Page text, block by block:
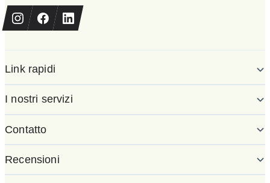
Link rapidi
I nostri servizi
Contatto
Recensioni